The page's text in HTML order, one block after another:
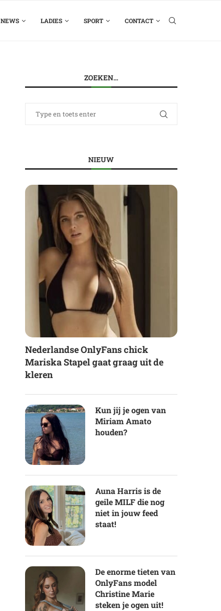
NEWS LADIES SPORT CONTACT
ZOEKEN…
NIEUW
Nederlandse OnlyFans chick
Mariska Stapel gaat graag uit de
kleren
Kun jij je ogen van
Miriam Amato
houden?
Auna Harris is de
geile MILF die nog
niet in jouw feed
staat!
De enorme tieten van
OnlyFans model
Christine Marie
steken je ogen uit!